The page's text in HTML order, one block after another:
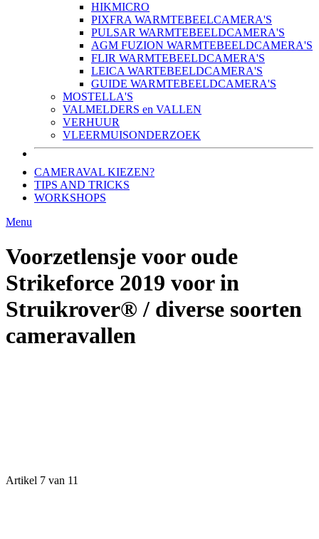
HIKMICRO
PIXFRA WARMTEBEELCAMERA'S
PULSAR WARMTEBEELDCAMERA'S
AGM FUZION WARMTEBEELDCAMERA'S
FLIR WARMTEBEELDCAMERA'S
LEICA WARTEBEELDCAMERA'S
GUIDE WARMTEBEELDCAMERA'S
MOSTELLA'S
VALMELDERS en VALLEN
VERHUUR
VLEERMUISONDERZOEK
CAMERAVAL KIEZEN?
TIPS AND TRICKS
WORKSHOPS
Menu
Voorzetlensje voor oude
Strikeforce 2019 voor in
Struikrover® / diverse soorten
cameravallen
Artikel 7 van 11